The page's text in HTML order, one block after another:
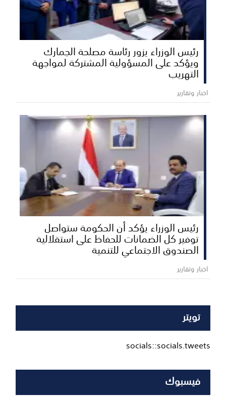
رئيس الوزراء يزور رئاسة مصلحة الجمارك
ويؤكد على المسؤولية المشتركة لمواجهة
التهريب
اخبار وتقارير
رئيس الوزراء يؤكد أن الحكومة ستواصل
توفير كل الضمانات للحفاظ على استقلالية
الصندوق الاجتماعي للتنمية
اخبار وتقارير
تويتر
socials::socials.tweets
فيسبوك